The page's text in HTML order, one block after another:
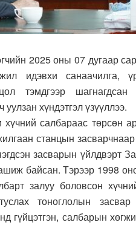
2025 оны 07 дугаар
идэвхи санаачилга,
тэмдгээр
хүндэтгэл үзүүллээ.
салбараас төрсөн
станцын
засварын үйлдвэрт
байсан. Тэрээр 1998
залуу боловсон
тоноглолын
гүйцэтгэн, салбарын